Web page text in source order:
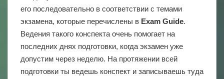
его последовательно в соответствии с темами
экзамена, которые перечислены в Exam Guide.
Ведения такого конспекта очень помогает на
последних днях подготовки, когда экзамен уже
допустим через неделю. На протяжении всей
подготовки ты ведешь конспект и записываешь туда